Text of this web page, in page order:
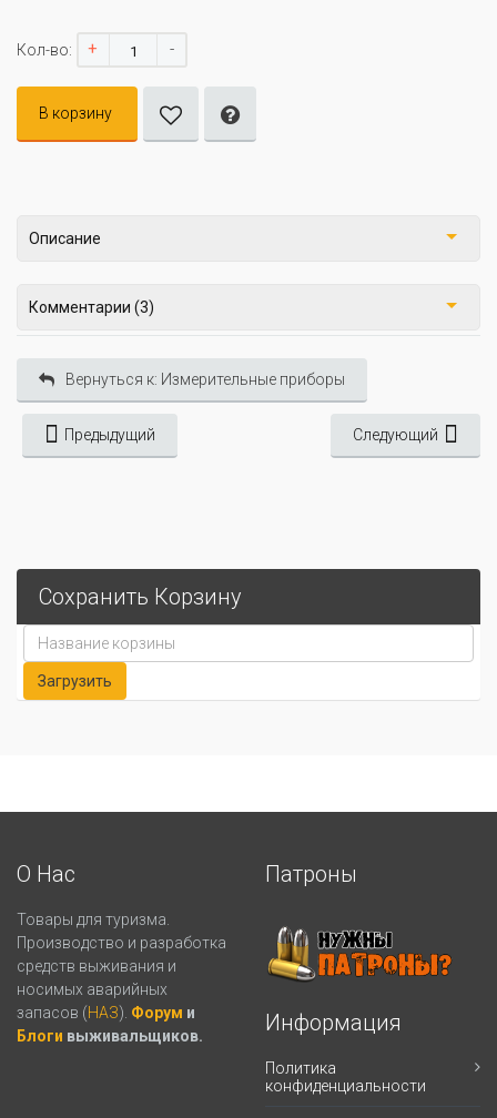
Кол-во: + -
В корзину
Описание
Комментарии (3)
Вернуться к: Измерительные приборы
Предыдущий Следующий
Сохранить Корзину
О Нас
Товары для туризма.
Производство и разработка
средств выживания и
носимых аварийных
запасов (НАЗ). Форум и
Блоги выживальщиков.
Патроны
Информация
Политика
конфиденциальности